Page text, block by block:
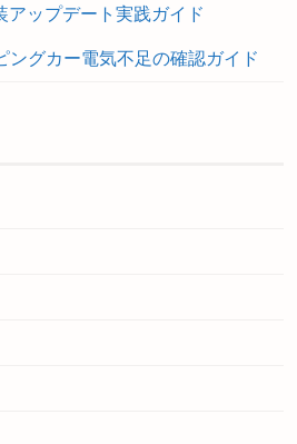
アップデート実践ガイド
ングカー電気不足の確認ガイド